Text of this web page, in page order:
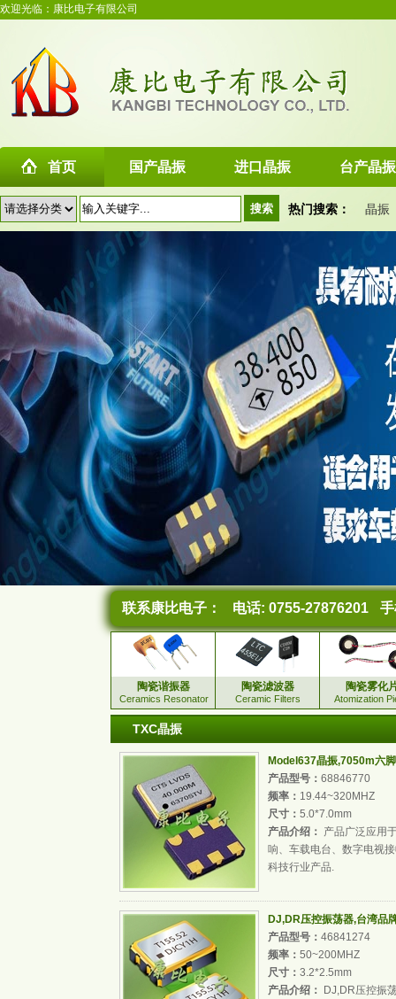
欢迎光临：康比电子有限公司
首页 国产晶振 进口晶振 台产晶振
热门搜索： 晶振
联系康比电子： 电话: 0755-27876201
陶瓷谐振器
Ceramics Resonator
陶瓷滤波器
Ceramic Filters
陶瓷雾化
Atomization
TXC晶振
Model637晶振,7050m六
产品型号： 68846770
频率： 19.44~320MHZ
尺寸： 5.0*7.0mm
产品介绍： 产品广泛应用
响、车载电台、数字电视
科技行业产品.
DJ,DR压控振荡器,台湾品
产品型号： 46841274
频率： 50~200MHZ
尺寸： 3.2*2.5mm
产品介绍：
DJ,DR压控振